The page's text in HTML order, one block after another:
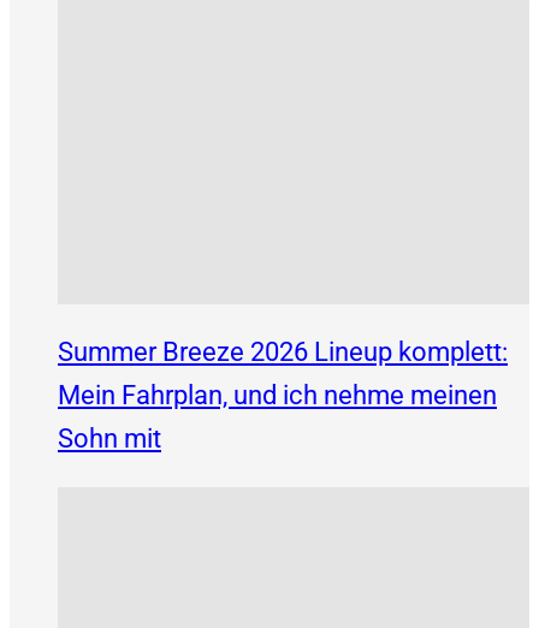
Summer Breeze 2026 Lineup komplett:
Mein Fahrplan, und ich nehme meinen
Sohn mit